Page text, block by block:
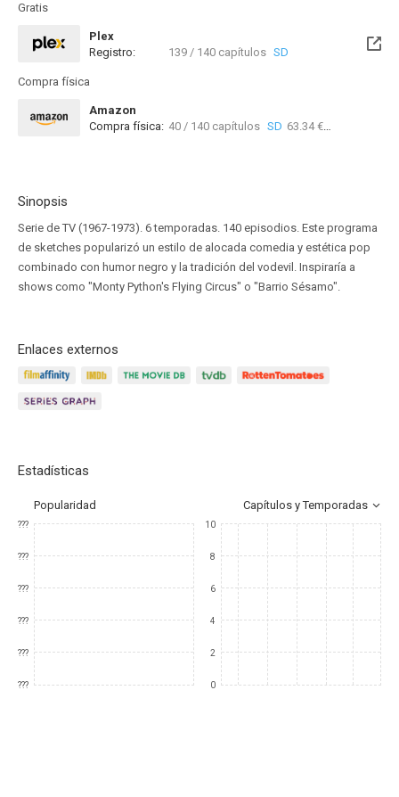
Gratis
Plex
Registro:
139 / 140 capítulos SD
Compra física
Amazon
Compra física: 40 / 140 capítulos SD 63.34 €
Sinopsis
Serie de TV (1967-1973). 6 temporadas. 140 episodios. Este programa
de sketches popularizó un estilo de alocada comedia y estética pop
combinado con humor negro y la tradición del vodevil. Inspiraría a
shows como "Monty Python's Flying Circus" o "Barrio Sésamo".
Enlaces externos
Estadísticas
Popularidad Capítulos y Temporadas
???
???
???
???
???
???
10
8
6
4
2
0